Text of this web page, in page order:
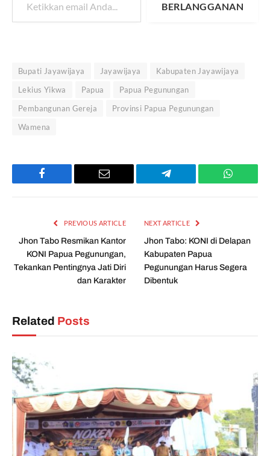
BERLANGGANAN
Bupati Jayawijaya Jayawijaya
Kabupaten Jayawijaya
Lekius Yikwa
Papua
Papua Pegunungan
Pembangunan Gereja
Provinsi Papua Pegunungan
Wamena
Facebook Email Telegram
PREVIOUS ARTICLE
Jhon Tabo Resmikan Kantor
KONI Papua Pegunungan,
Tekankan Pentingnya Jati Diri
dan Karakter
NEXT ARTICLE
Jhon Tabo: KONI di Delapan
Kabupaten Papua
Pegunungan Harus Segera
Dibentuk
Related Posts